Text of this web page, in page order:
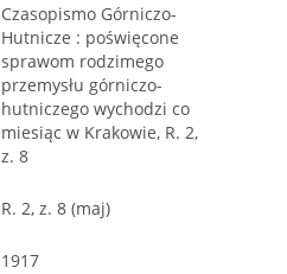
Czasopismo Górniczo-
Hutnicze : poświęcone
sprawom rodzimego
przemysłu górniczo-
hutniczego wychodzi co
miesiąc w Krakowie, R. 2,
z. 8
R. 2, z. 8 (maj)
1917